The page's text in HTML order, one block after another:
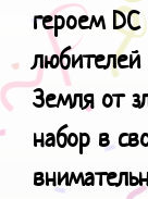
героемDC
Земля от
набор в